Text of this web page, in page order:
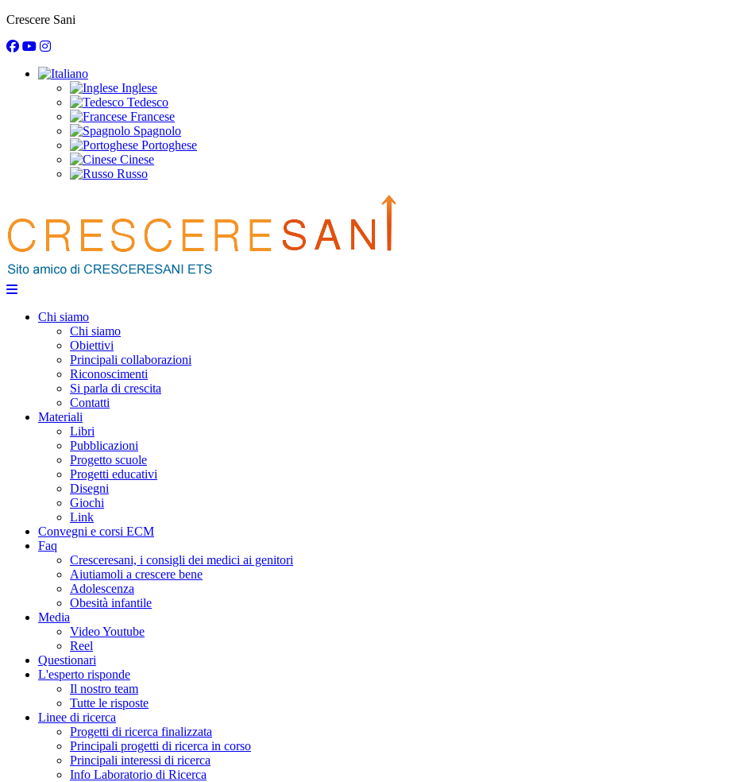
Crescere Sani
Inglese
Tedesco
Francese
Spagnolo
Portoghese
Cinese
Russo
Chi siamo
Chi siamo
Obiettivi
Principali collaborazioni
Riconoscimenti
Si parla di crescita
Contatti
Materiali
Libri
Pubblicazioni
Progetto scuole
Progetti educativi
Disegni
Giochi
Link
Convegni e corsi ECM
Faq
Cresceresani, i consigli dei medici ai genitori
Aiutiamoli a crescere bene
Adolescenza
Obesità infantile
Media
Video Youtube
Reel
Questionari
L'esperto risponde
Il nostro team
Tutte le risposte
Linee di ricerca
Progetti di ricerca finalizzata
Principali progetti di ricerca in corso
Principali interessi di ricerca
Info Laboratorio di Ricerca